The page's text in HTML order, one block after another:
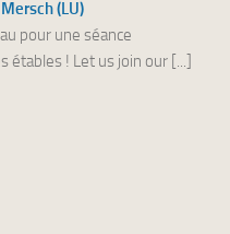
(LU)
pour une séance
étables ! Let us join our [...]